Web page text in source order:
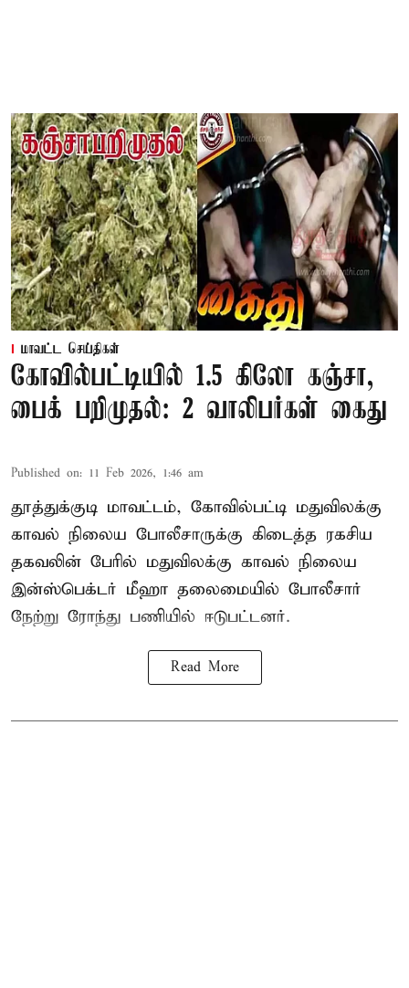
மாவட்ட செய்திகள்
கோவில்பட்டியில் 1.5 கிலோ கஞ்சா,
பைக் பறிமுதல்: 2 வாலிபர்கள் கைது
Published on: 11 Feb 2026, 1:46 am
தூத்துக்குடி மாவட்டம், கோவில்பட்டி மதுவிலக்கு
காவல் நிலைய போலீசாருக்கு கிடைத்த ரகசிய
தகவலின் பேரில் மதுவிலக்கு காவல் நிலைய
இன்ஸ்பெக்டர் மீஹா தலைமையில் போலீசார்
நேற்று ரோந்து பணியில் ஈடுபட்டனர்.
Read More